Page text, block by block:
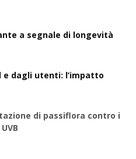
a segnale di longevità
dagli utenti: l’impatto
di passiflora contro i